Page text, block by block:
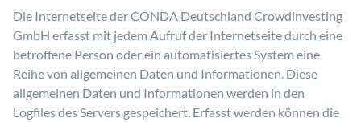
Die Internetseite der CONDA Deutschland Crowdinvesting
GmbH erfasst mit jedem Aufruf der Internetseite durch eine
betroffene Person oder ein automatisiertes System eine
Reihe von allgemeinen Daten und Informationen. Diese
allgemeinen Daten und Informationen werden in den
Logfiles des Servers gespeichert. Erfasst werden können die